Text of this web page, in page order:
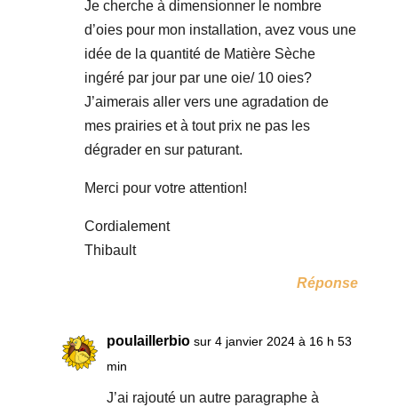
Je cherche à dimensionner le nombre
d’oies pour mon installation, avez vous une
idée de la quantité de Matière Sèche
ingéré par jour par une oie/ 10 oies?
J’aimerais aller vers une agradation de
mes prairies et à tout prix ne pas les
dégrader en sur paturant.
Merci pour votre attention!
Cordialement
Thibault
Réponse
poulaillerbio sur 4 janvier 2024 à 16 h 53
min
J’ai rajouté un autre paragraphe à